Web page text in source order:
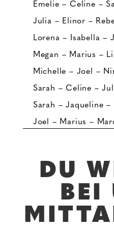
Emelie – Celine –
Julia – Elinor –
Lorena – Isabella –
Megan – Marius –
Michelle – Joel –
Sarah – Celine –
Sarah – Jaqueline –
Joel – Marius –
DU
BEI